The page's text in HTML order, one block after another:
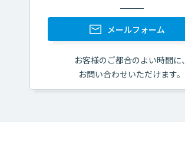
閉じる
メールフォーム
お客様のご都合のよい時間に、
お問い合わせいただけます。